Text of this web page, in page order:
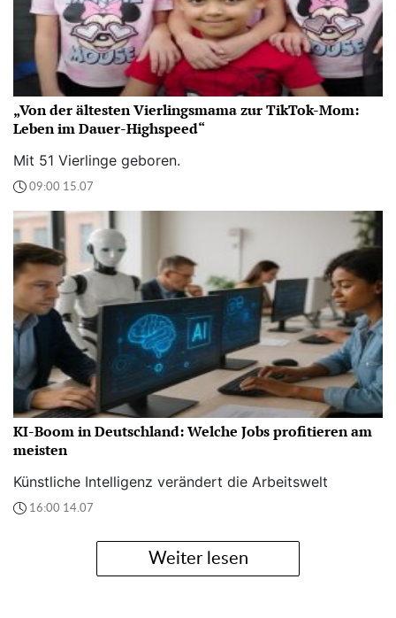
„Von der ältesten Vierlingsmama zur TikTok-Mom:
Leben im Dauer-Highspeed“
Mit 51 Vierlinge geboren.
09:00 15.07
KI-Boom in Deutschland: Welche Jobs profitieren am
meisten
Künstliche Intelligenz verändert die Arbeitswelt
16:00 14.07
Weiter lesen